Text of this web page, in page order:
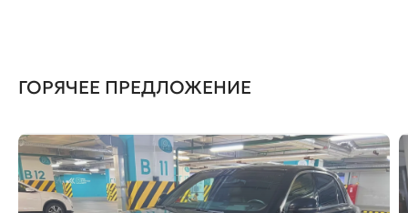
ГОРЯЧЕЕ ПРЕДЛОЖЕНИЕ